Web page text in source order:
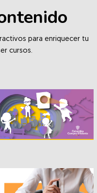
para enriquecer tu
cursos.